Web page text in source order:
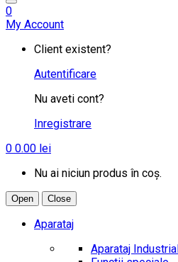
0
My Account
Client existent?
Autentificare
Nu aveti cont?
Inregistrare
0 0.00 lei
Nu ai niciun produs în coș.
Open Close
Aparataj
Aparataj Industrial